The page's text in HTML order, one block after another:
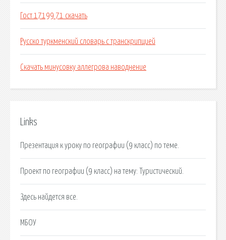
Гост 17199 71 скачать
Русско туркменский словарь с транскрипцией
Скачать минусовку аллегрова наводнение
Links
Презентация к уроку по географии (9 класс) по теме.
Проект по географии (9 класс) на тему: Туристический.
Здесь найдется все.
МБОУ